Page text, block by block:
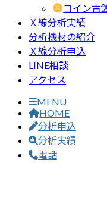
コイン古
Ｘ線分析実績
分析機材の紹介
Ｘ線分析申込
LINE相談
アクセス
MENU
HOME
分析申込
分析実績
電話